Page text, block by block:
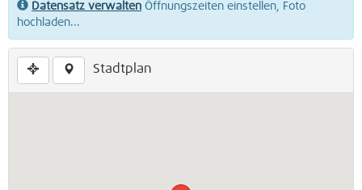
Datensatz verwalten Öffnungszeiten einstellen, Foto
hochladen...
Stadtplan